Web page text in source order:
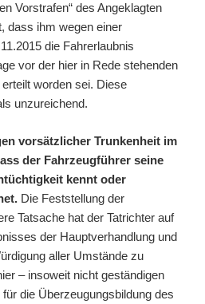
Vorstrafen“ des Angeklagten
dass ihm wegen einer
die Fahrerlaubnis
vor der hier in Rede stehenden
worden sei. Diese
unzureichend.
vorsätzlicher Trunkenheit im
der Fahrzeugführer seine
kennt oder
Die Feststellung der
Tatsache hat der Tatrichter auf
der Hauptverhandlung und
aller Umstände zu
– insoweit nicht geständigen
die Überzeugungsbildung des